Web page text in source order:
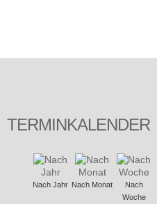
TERMINKALENDER
Nach Jahr Nach Monat
Nach
Woche